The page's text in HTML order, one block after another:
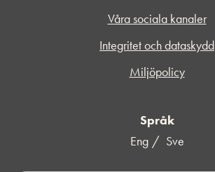
Våra sociala kanaler
Integritet och dataskydd
Miljöpolicy
Språk
Eng
Sve